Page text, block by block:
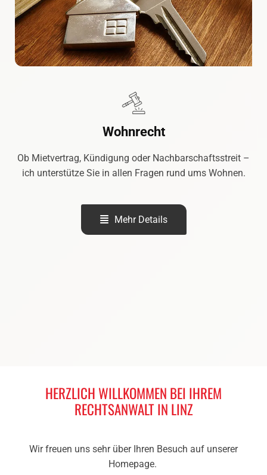
Wohnrecht
Ob Mietvertrag, Kündigung oder Nachbarschaftsstreit –
ich unterstütze Sie in allen Fragen rund ums Wohnen.
Mehr Details
HERZLICH WILLKOMMEN BEI IHREM
RECHTSANWALT IN LINZ
Wir freuen uns sehr über Ihren Besuch auf unserer
Homepage.